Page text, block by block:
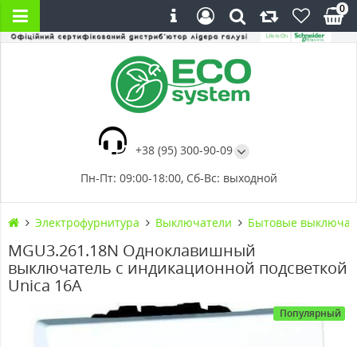
+38 (95) 300-90-09
Пн-Пт: 09:00-18:00, Сб-Вс: выходной
0
Электрофурнитура Выключатели Бытовые
MGU3.261.18N Одноклавишный
выключатель с индикационной подсветкой
Unica 16А
Популярный